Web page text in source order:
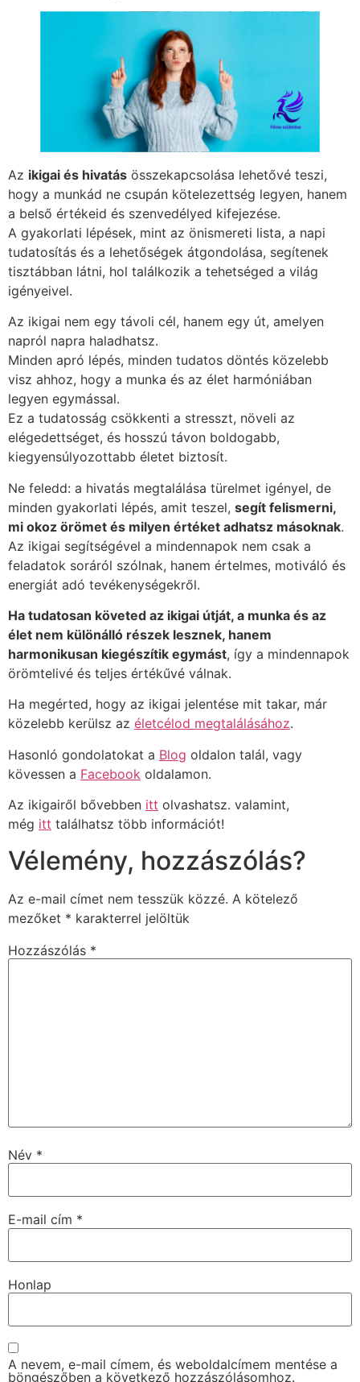
Az ikigai és hivatás összekapcsolása lehetővé teszi,
hogy a munkád ne csupán kötelezettség legyen, hanem
a belső értékeid és szenvedélyed kifejezése.
A gyakorlati lépések, mint az önismereti lista, a napi
tudatosítás és a lehetőségek átgondolása, segítenek
tisztábban látni, hol találkozik a tehetséged a világ
igényeivel.
Az ikigai nem egy távoli cél, hanem egy út, amelyen
napról napra haladhatsz.
Minden apró lépés, minden tudatos döntés közelebb
visz ahhoz, hogy a munka és az élet harmóniában
legyen egymással.
Ez a tudatosság csökkenti a stresszt, növeli az
elégedettséget, és hosszú távon boldogabb,
kiegyensúlyozottabb életet biztosít.
Ne feledd: a hivatás megtalálása türelmet igényel, de
minden gyakorlati lépés, amit teszel, segít felismerni,
mi okoz örömet és milyen értéket adhatsz másoknak.
Az ikigai segítségével a mindennapok nem csak a
feladatok soráról szólnak, hanem értelmes, motiváló és
energiát adó tevékenységekről.
Ha tudatosan követed az ikigai útját, a munka és az
élet nem különálló részek lesznek, hanem
harmonikusan kiegészítik egymást, így a mindennapok
örömtelivé és teljes értékűvé válnak.
Ha megérted, hogy az ikigai jelentése mit takar, már
közelebb kerülsz az életcélod megtalálásához.
Hasonló gondolatokat a Blog oldalon talál, vagy
kövessen a Facebook oldalamon.
Az ikigairől bővebben itt olvashatsz. valamint,
még itt találhatsz több információt!
Vélemény, hozzászólás?
Az e-mail címet nem tesszük közzé. A kötelező
mezőket * karakterrel jelöltük
Hozzászólás *
Név *
E-mail cím *
Honlap
A nevem, e-mail címem, és weboldalcímem mentése a
böngészőben a következő hozzászólásomhoz.